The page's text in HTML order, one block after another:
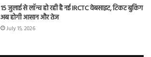
15 जुलाई से लॉन्च हो रही है नई IRCTC वेबसाइट, टिकट बुकिंग
अब होगी आसान और तेज
July 15, 2026